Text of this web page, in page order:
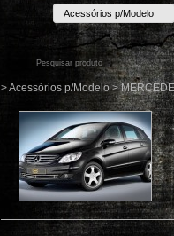
Acessórios p/Modelo
> Acessórios p/Modelo >